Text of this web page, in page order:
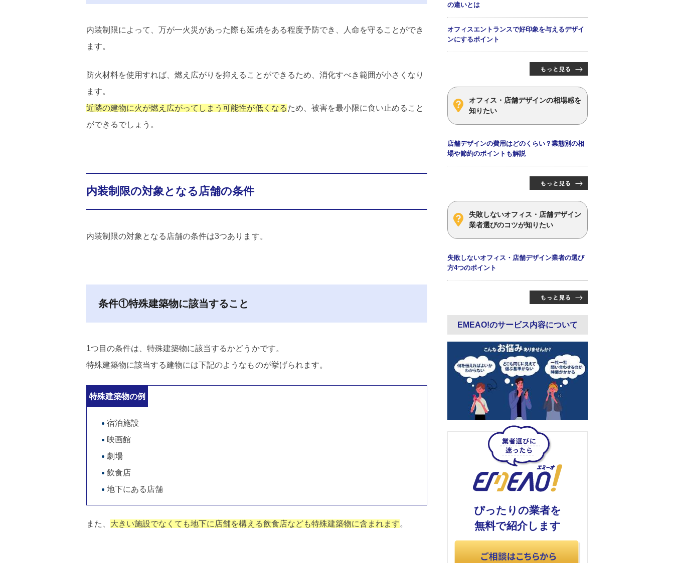
内装制限によって、万が一火災があった際も延焼をある程度予防でき、人命を守ることができ
ます。
防火材料を使用すれば、燃え広がりを抑えることができるため、消化すべき範囲が小さくなり
ます。
近隣の建物に火が燃え広がってしまう可能性が低くなるため、被害を最小限に食い止めること
ができるでしょう。
内装制限の対象となる店舗の条件
内装制限の対象となる店舗の条件は3つあります。
条件①特殊建築物に該当すること
1つ目の条件は、特殊建築物に該当するかどうかです。
特殊建築物に該当する建物には下記のようなものが挙げられます。
特殊建築物の例
宿泊施設
映画館
劇場
飲食店
地下にある店舗
また、 大きい施設でなくても地下に店舗を構える飲食店なども特殊建築物に含まれます。
の違いとは
オフィスエントランスで好印象を与えるデザイ
ンにするポイント
オフィス・店舗デザインの相場感を
知りたい
店舗デザインの費用はどのくらい？業態別の相
場や節約のポイントも解説
失敗しないオフィス・店舗デザイン
業者選びのコツが知りたい
失敗しないオフィス・店舗デザイン業者の選び
方4つのポイント
EMEAO!のサービス内容について
ぴったりの業者を
無料で紹介します